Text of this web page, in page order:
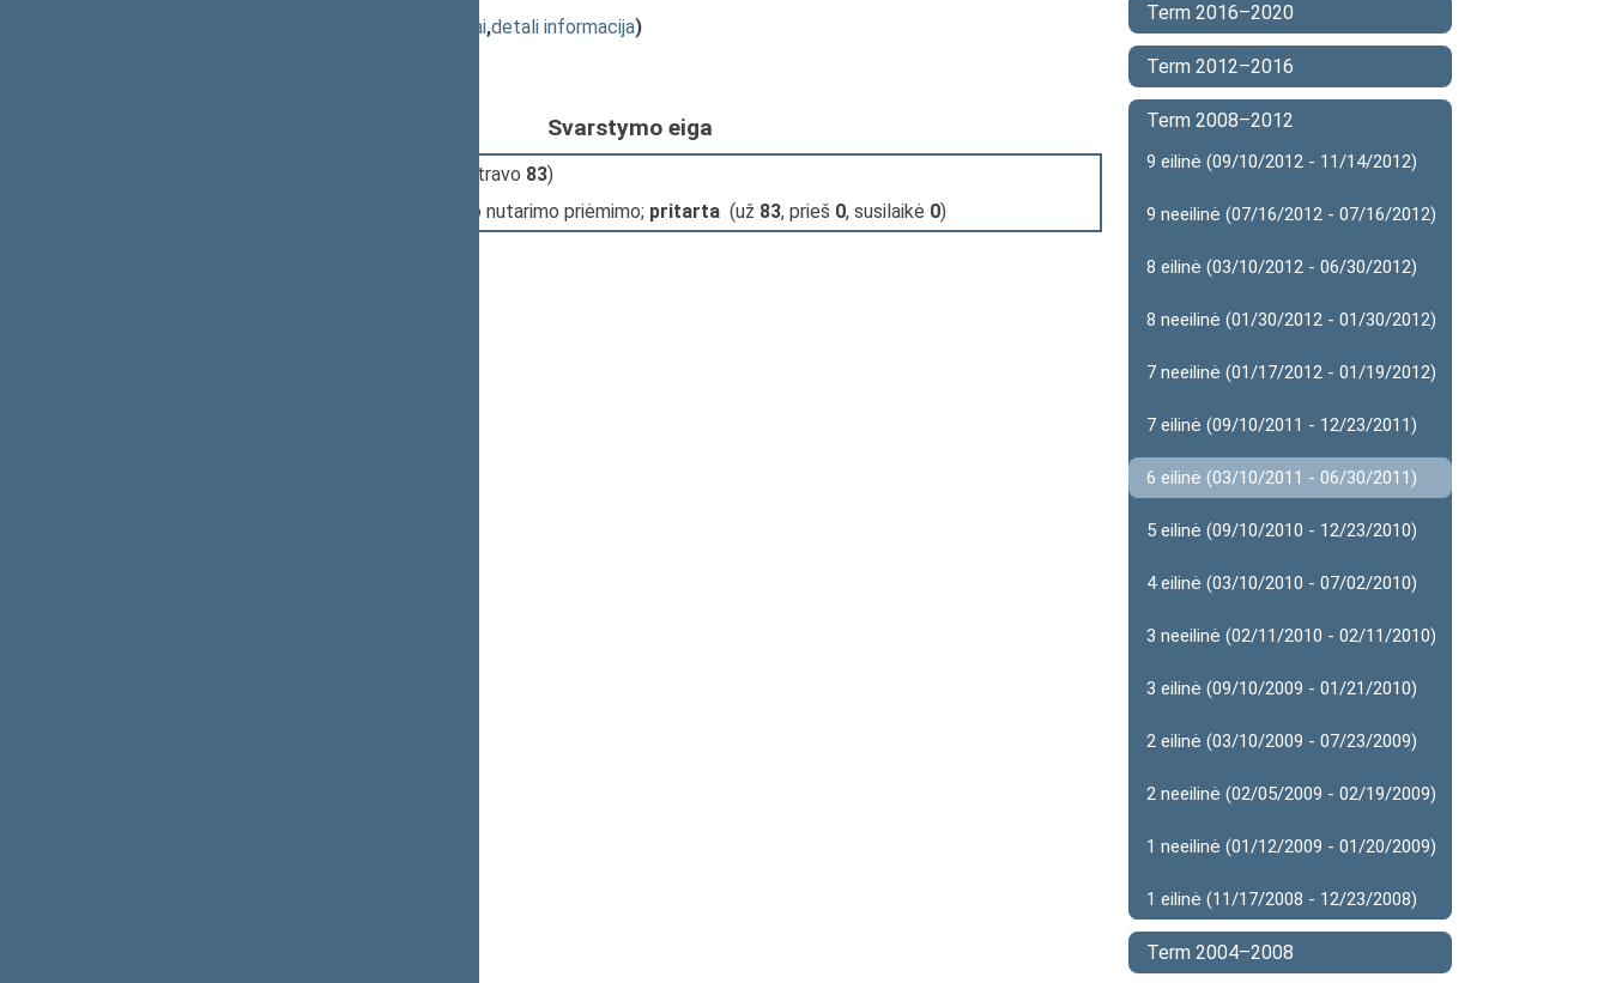
susiję dokumentai,detali informacija)
Svarstymo eiga
(užsiregistravo 83)
dėl Seimo nutarimo priėmimo; pritarta (už 83, prieš 0, susilaikė 0)
Term 2016–2020
Term 2012–2016
Term 2008–2012
9 eilinė (09/10/2012 - 11/14/2012)
9 neeilinė (07/16/2012 - 07/16/2012)
8 eilinė (03/10/2012 - 06/30/2012)
8 neeilinė (01/30/2012 - 01/30/2012)
7 neeilinė (01/17/2012 - 01/19/2012)
7 eilinė (09/10/2011 - 12/23/2011)
6 eilinė (03/10/2011 - 06/30/2011)
5 eilinė (09/10/2010 - 12/23/2010)
4 eilinė (03/10/2010 - 07/02/2010)
3 neeilinė (02/11/2010 - 02/11/2010)
3 eilinė (09/10/2009 - 01/21/2010)
2 eilinė (03/10/2009 - 07/23/2009)
2 neeilinė (02/05/2009 - 02/19/2009)
1 neeilinė (01/12/2009 - 01/20/2009)
1 eilinė (11/17/2008 - 12/23/2008)
Term 2004–2008